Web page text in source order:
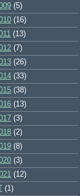
(5)
(16)
(13)
(7)
(26)
(33)
(38)
(13)
(3)
(2)
(8)
(3)
(12)
(1)